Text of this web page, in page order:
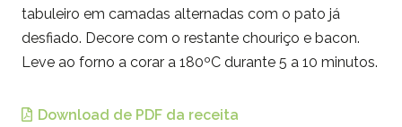
tabuleiro em camadas alternadas com o pato já
desfiado. Decore com o restante chouriço e bacon.
Leve ao forno a corar a 180ºC durante 5 a 10 minutos.
Download de PDF da receita